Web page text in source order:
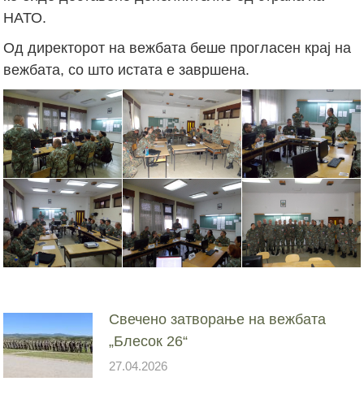
НАТО.
Од директорот на вежбата беше прогласен крај на
вежбата, со што истата е завршена.
Свечено затворање на вежбата
„Блесок 26“
27.04.2026